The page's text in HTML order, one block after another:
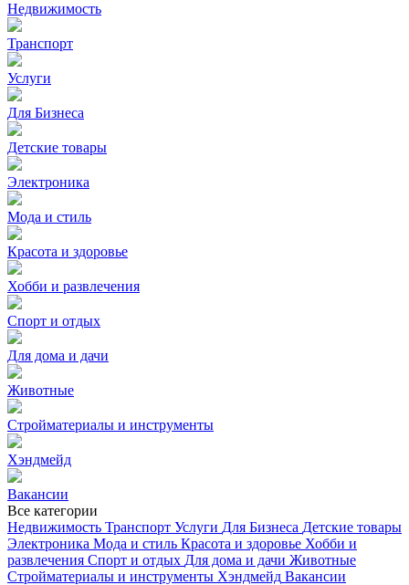
Недвижимость
Транспорт
Услуги
Для Бизнеса
Детские товары
Электроника
Мода и стиль
Красота и здоровье
Хобби и развлечения
Спорт и отдых
Для дома и дачи
Животные
Стройматериалы и инструменты
Хэндмейд
Вакансии
Все категории
Недвижимость Транспорт Услуги Для Бизнеса Детские товары
Электроника Мода и стиль Красота и здоровье Хобби и
развлечения Спорт и отдых Для дома и дачи Животные
Стройматериалы и инструменты Хэндмейд Вакансии